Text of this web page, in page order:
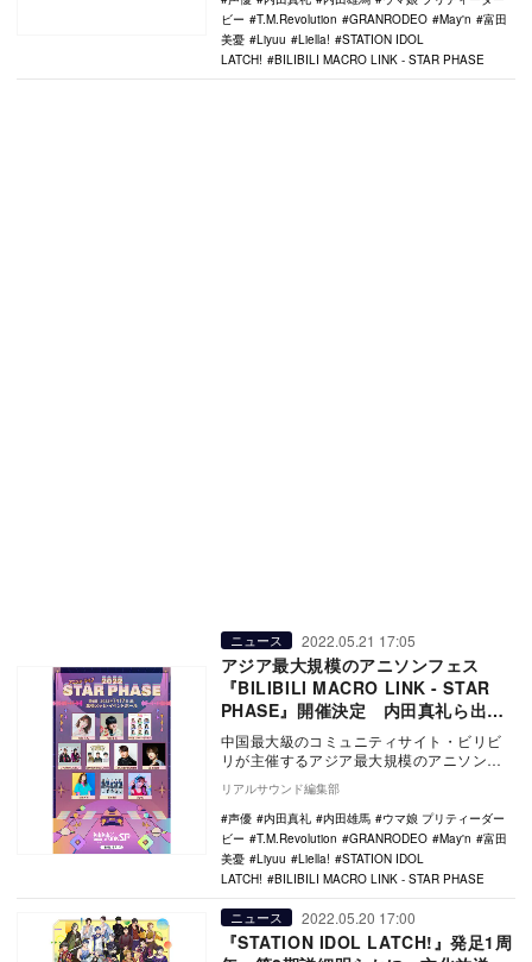
ビー
T.M.Revolution GRANRODEO May'n
富田
美憂
Liyuu Liella!
STATION IDOL
LATCH!
BILIBILI MACRO LINK - STAR PHASE
ニュース 2022.05.21 17:05
アジア最大規模のアニソンフェス
『BILIBILI MACRO LINK - STAR
PHASE』開催決定 内田真礼ら出演
アーティストも発表
中国最大級のコミュニティサイト・ビリビ
リが主催するアジア最大規模のアニソンフ
ェス『BILIBILI MACRO LINK - S…
リアルサウンド編集部
声優
内田真礼 内田雄馬
ウマ娘 プリティーダー
ビー
T.M.Revolution GRANRODEO May'n
富田
美憂
Liyuu Liella!
STATION IDOL
LATCH!
BILIBILI MACRO LINK - STAR PHASE
ニュース 2022.05.20 17:00
『STATION IDOL LATCH!』発足1周